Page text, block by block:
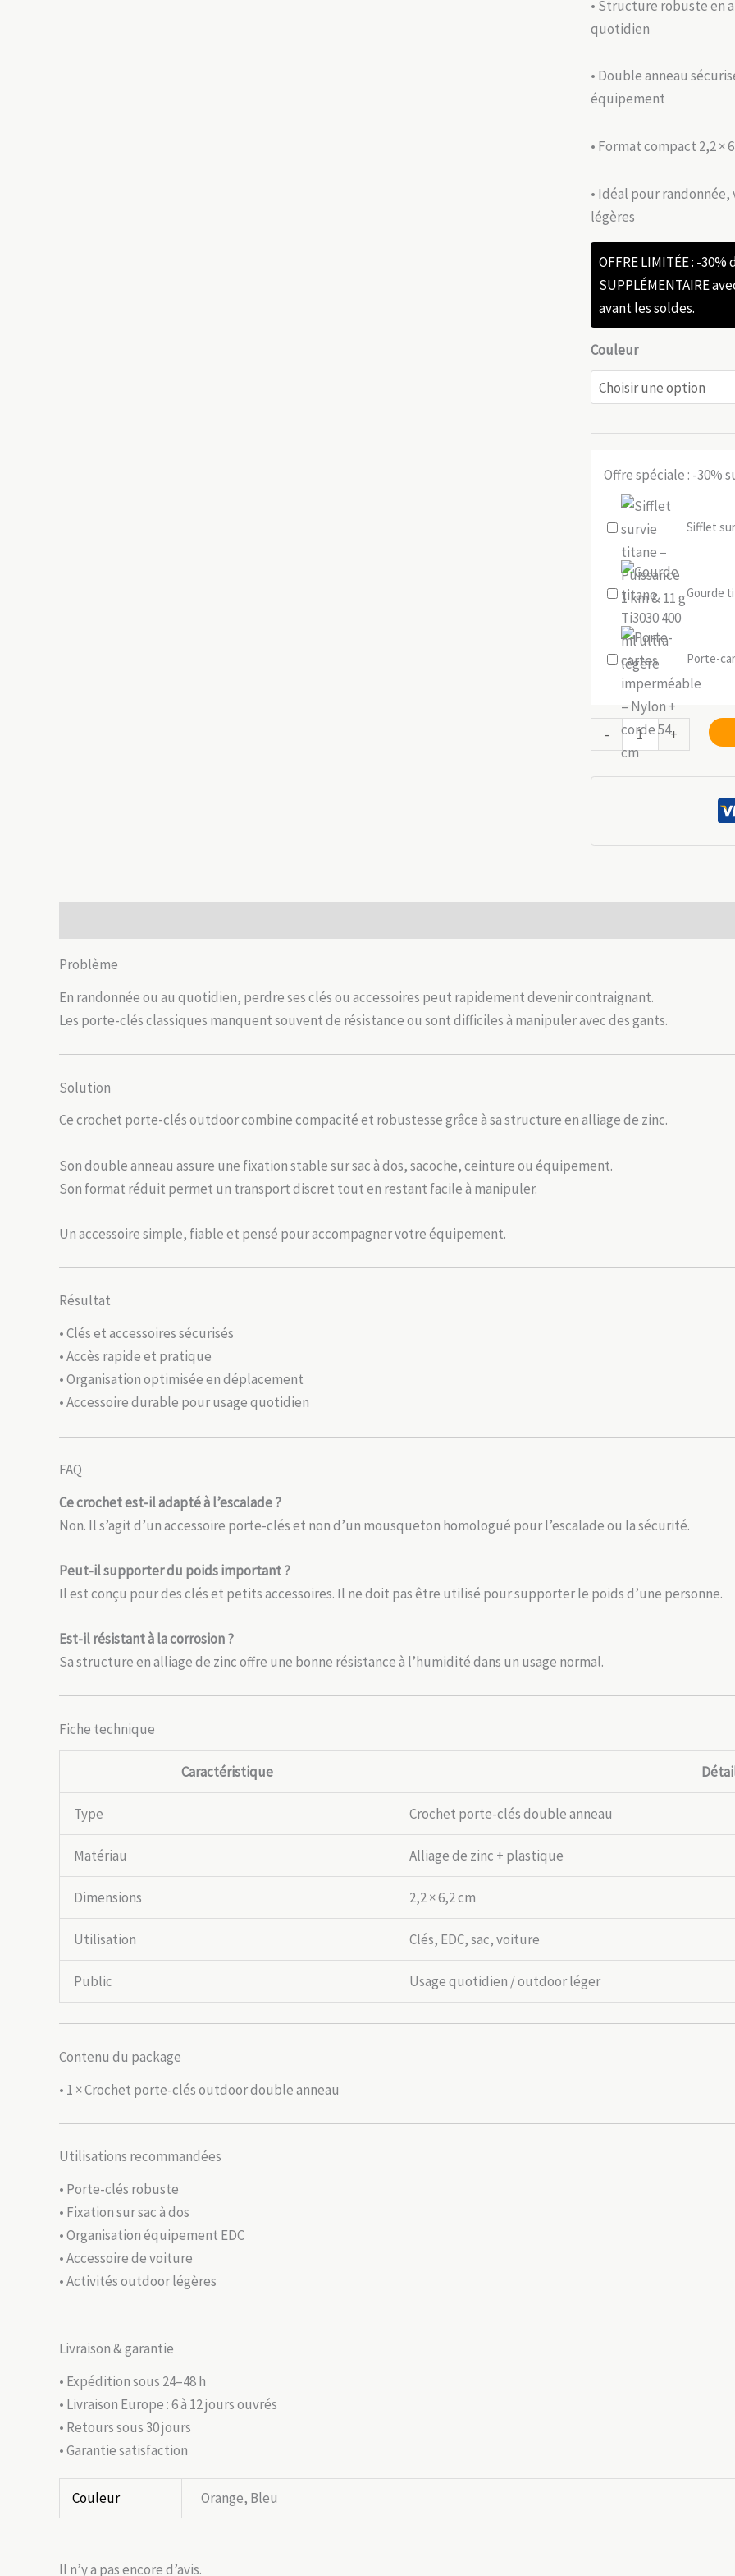
• Structure robuste en
quotidien
• Double anneau
équipement
• Format compact 2,2
• Idéal pour
légères
OFFRE LIMITÉE : -30%
SUPPLÉMENTAIRE
avant les soldes.
Couleur
Offre spéciale : -30%
Sifflet
Gourde
Porte-
-
quantité
de
Crochet
outdoor
+
Problème
En randonnée ou au quotidien, perdre ses clés ou accessoires peut rapidement devenir contraignant.
Les porte-clés classiques manquent souvent de résistance ou sont difficiles à manipuler avec des gants.
Solution
Ce crochet porte-clés outdoor combine compacité et robustesse grâce à sa structure en alliage de zinc.
Son double anneau assure une fixation stable sur sac à dos, sacoche, ceinture ou équipement.
Son format réduit permet un transport discret tout en restant facile à manipuler.
Un accessoire simple, fiable et pensé pour accompagner votre équipement.
Résultat
• Clés et accessoires sécurisés
• Accès rapide et pratique
• Organisation optimisée en déplacement
• Accessoire durable pour usage quotidien
FAQ
Ce crochet est-il adapté à l’escalade ?
Non. Il s’agit d’un accessoire porte-clés et non d’un mousqueton homologué pour l’escalade ou la sécurité.
Peut-il supporter du poids important ?
Il est conçu pour des clés et petits accessoires. Il ne doit pas être utilisé pour supporter le poids d’une personne.
Est-il résistant à la corrosion ?
Sa structure en alliage de zinc offre une bonne résistance à l’humidité dans un usage normal.
Fiche technique
Caractéristique
Type Crochet porte-clés double anneau
Matériau Alliage de zinc + plastique
Dimensions 2,2 × 6,2 cm
Utilisation Clés, EDC, sac, voiture
Public Usage quotidien / outdoor léger
Contenu du package
• 1 × Crochet porte-clés outdoor double anneau
Utilisations recommandées
• Porte-clés robuste
• Fixation sur sac à dos
• Organisation équipement EDC
• Accessoire de voiture
• Activités outdoor légères
Livraison & garantie
• Expédition sous 24–48 h
• Livraison Europe : 6 à 12 jours ouvrés
• Retours sous 30 jours
• Garantie satisfaction
Couleur Orange, Bleu
Il n’y a pas encore d’avis.